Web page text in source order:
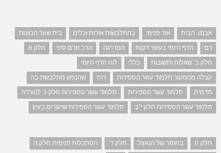
אבנט. הבית אור פנימי בהתלבשות אורות וכלים
בית שער הכוונות
דם
הדף היומי בעשר דקות המדרגה הרב אדם סיני
חלק א
חלק ב' שאלות ותשובות
כללי
לוח הדף היומי
קבלה מהמקור תלמוד עשר הספירות
רוח
שהנפש מתלבשת בה
תדמית
תלמוד עשר הספירות
תלמוד עשר הספירות חלק ג' להורדה
תלמוד עשר הספירות חלק י"ב
תלמוד עשר הספירות שיעורים בעיון
חלק ח בחומר של הנאצל חלק ד'
הסתכלות פנימית חלק ה